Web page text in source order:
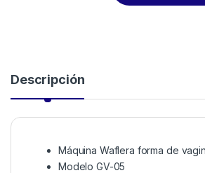
Descripción
Máquina Waflera forma de
Modelo GV-05